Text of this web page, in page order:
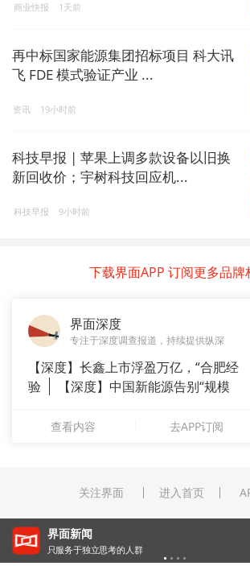
商业快报 1天前
再中标国家能源集团招标项目 科大讯
飞 FDE 模式验证产业 ...
资讯 19小时前
科技早报 | 苹果上调多款设备以旧换
新回收价；宇树科技回应机...
科技早报 9小时前
下载界面APP 订阅更多品牌
界面深度
专注于深度调查报道，持续提供纵深
【深度】长鑫上市浮盈万亿，“合肥经
验
【深度】中国新能源告别“规模
查看内容 去APP订阅
关注界面 进入首页
界面新闻
只服务于独立思考的人群